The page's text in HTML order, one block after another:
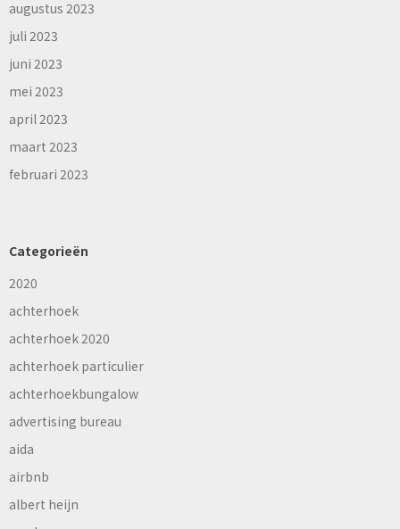
augustus 2023
juli 2023
juni 2023
mei 2023
april 2023
maart 2023
februari 2023
Categorieën
2020
achterhoek
achterhoek 2020
achterhoek particulier
achterhoekbungalow
advertising bureau
aida
airbnb
albert heijn